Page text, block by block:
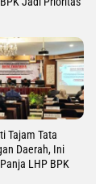
Tajam Tata
Daerah, Ini
LHP BPK